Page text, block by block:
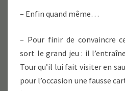
– Enfin quand même…
– Pour finir de convaincre
sort le grand jeu : il
Tour qu’il lui fait visiter en
pour l’occasion une fausse